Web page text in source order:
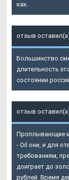
как.
отзыв
Большинство
длительность
состоянии
отзыв
Проплывающие
- Oil они, и для
требованиям,
доиграет до
рублей. Время